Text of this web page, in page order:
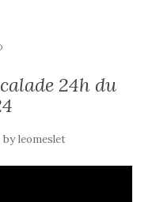
24h du
byleomeslet